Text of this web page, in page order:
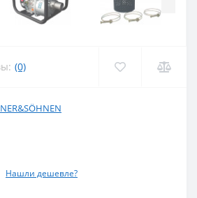
(0)
Нашли дешевле?